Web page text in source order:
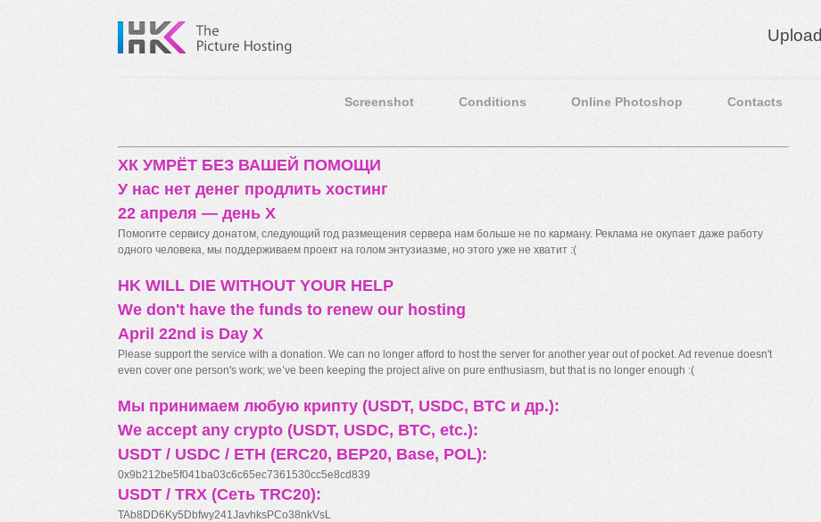
Upload
Screenshot Conditions Online Photoshop Contacts
ХК УМРЁТ БЕЗ ВАШЕЙ ПОМОЩИ
У нас нет денег продлить хостинг
22 апреля — день X
Помогите сервису донатом, следующий год размещения сервера нам больше не по карману. Реклама не окупает даже работу
одного человека, мы поддерживаем проект на голом энтузиазме, но этого уже не хватит :(
HK WILL DIE WITHOUT YOUR HELP
We don't have the funds to renew our hosting
April 22nd is Day X
Please support the service with a donation. We can no longer afford to host the server for another year out of pocket. Ad revenue doesn't
even cover one person's work; we’ve been keeping the project alive on pure enthusiasm, but that is no longer enough :(
Мы принимаем любую крипту (USDT, USDC, BTC и др.):
We accept any crypto (USDT, USDC, BTC, etc.):
USDT / USDC / ETH (ERC20, BEP20, Base, POL):
0x9b212be5f041ba03c6c65ec7361530cc5e8cd839
USDT / TRX (Сеть TRC20):
TAb8DD6Ky5Dbfwy241JavhksPCo38nkVsL